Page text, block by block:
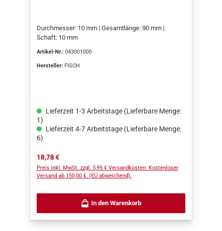
Durchmesser: 10 mm | Gesamtlänge: 90 mm |
Schaft: 10 mm
Artikel-Nr.: 043001000
Hersteller: FISCH
Lieferzeit 1-3 Arbeitstage (Lieferbare Menge:
1)
Lieferzeit 4-7 Arbeitstage (Lieferbare Menge:
6)
Regulärer Preis:
18,78 €
Preis inkl. MwSt. zzgl. 5,95 € Versandkosten. Kostenloser
Versand ab 150,00 €. (EU abweichend).
In den Warenkorb